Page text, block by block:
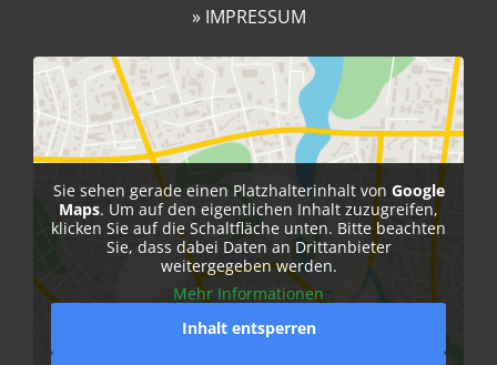
» IMPRESSUM
Sie sehen gerade einen Platzhalterinhalt von Google
Maps. Um auf den eigentlichen Inhalt zuzugreifen,
klicken Sie auf die Schaltfläche unten. Bitte beachten
Sie, dass dabei Daten an Drittanbieter
weitergegeben werden.
Mehr Informationen
Inhalt entsperren